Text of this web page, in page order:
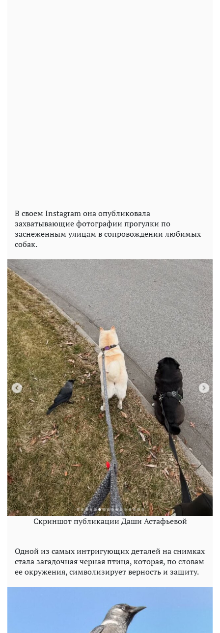
В своем Instagram она опубликовала
захватывающие фотографии прогулки по
заснеженным улицам в сопровождении любимых
собак.
Скриншот публикации Даши Астафьевой
Одной из самых интригующих деталей на снимках
стала загадочная черная птица, которая, по словам
ее окружения, символизирует верность и защиту.